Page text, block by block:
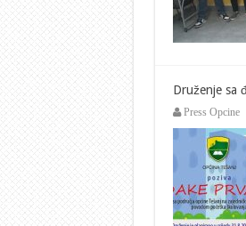
Druženje sa
Press Opcine